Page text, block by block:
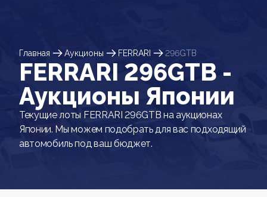
Главная Аукционы FERRARI 296GTB
FERRARI 296GTB -
Аукционы Японии
Текущие лоты FERRARI 296GTB на аукционах
Японии. Мы можем подобрать для вас подходящий
автомобиль под ваш бюджет.